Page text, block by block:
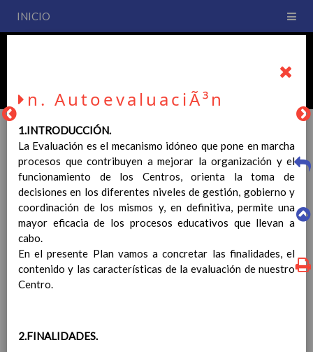
INICIO
CEIP San Fernando
PLAN DE CENTRO
La entrada en vigor del Real Decreto 126/2014, de 28 de
febrero, por el que se establece el currículo básico de la
Educación Primaria, se ha hecho necesario la revisión y
adecuación de nuestro Plan de Centro a esta normativa, el cual
usted podrá consultar desde este sitio web.
n. AutoevaluaciÃ³n
1.INTRODUCCIÓN.
La Evaluación es el mecanismo idóneo que pone en marcha
procesos que contribuyen a mejorar la organización y el
funcionamiento de los Centros, orienta la toma de
decisiones en los diferentes niveles de gestión, gobierno y
coordinación de los mismos y, en definitiva, permite una
mayor eficacia de los procesos educativos que llevan a
cabo.
En el presente Plan vamos a concretar las finalidades, el
contenido y las características de la evaluación de nuestro
Centro.
2.FINALIDADES.